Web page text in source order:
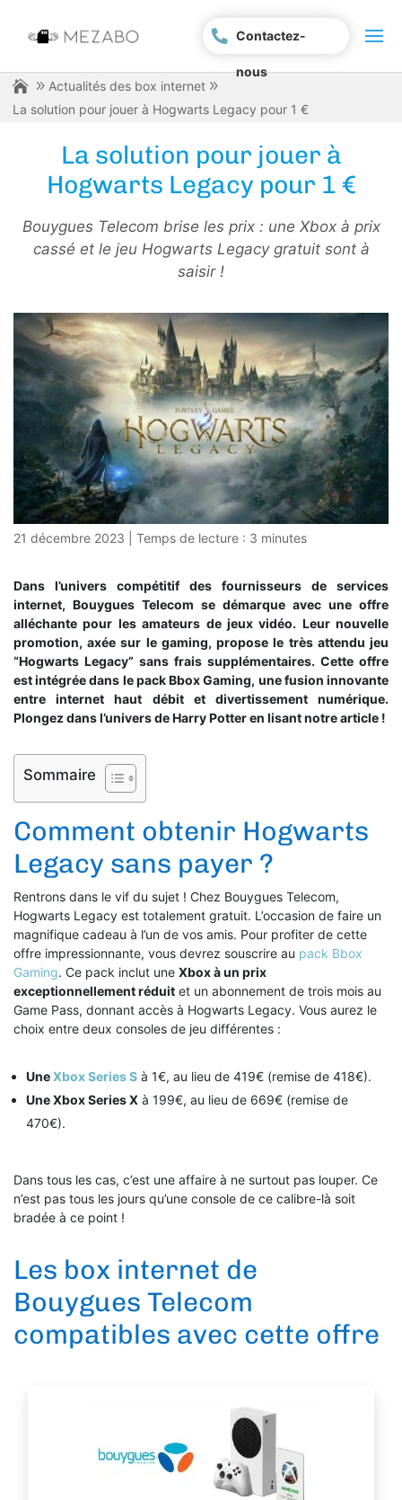
Contactez-
nous
Actualités des box internet
La solution pour jouer à Hogwarts Legacy pour 1 €
La solution pour jouer à
Hogwarts Legacy pour 1 €
Bouygues Telecom brise les prix : une Xbox à prix
cassé et le jeu Hogwarts Legacy gratuit sont à
saisir !
21 décembre 2023 Temps de lecture : 3 minutes
Dans l’univers compétitif des fournisseurs de services
internet, Bouygues Telecom se démarque avec une offre
alléchante pour les amateurs de jeux vidéo. Leur nouvelle
promotion, axée sur le gaming, propose le très attendu jeu
“Hogwarts Legacy” sans frais supplémentaires. Cette offre
est intégrée dans le pack Bbox Gaming, une fusion innovante
entre internet haut débit et divertissement numérique.
Plongez dans l’univers de Harry Potter en lisant notre article !
Sommaire
Comment obtenir Hogwarts
Legacy sans payer ?
Rentrons dans le vif du sujet ! Chez Bouygues Telecom,
Hogwarts Legacy est totalement gratuit. L’occasion de faire un
magnifique cadeau à l’un de vos amis. Pour profiter de cette
offre impressionnante, vous devrez souscrire au pack Bbox
Gaming. Ce pack inclut une Xbox à un prix
exceptionnellement réduit et un abonnement de trois mois au
Game Pass, donnant accès à Hogwarts Legacy. Vous aurez le
choix entre deux consoles de jeu différentes :
Une Xbox Series S à 1€, au lieu de 419€ (remise de 418€).
Une Xbox Series X à 199€, au lieu de 669€ (remise de
470€).
Dans tous les cas, c’est une affaire à ne surtout pas louper. Ce
n’est pas tous les jours qu’une console de ce calibre-là soit
bradée à ce point !
Les box internet de
Bouygues Telecom
compatibles avec cette offre